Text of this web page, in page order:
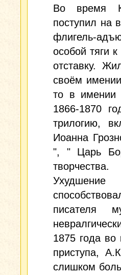
Во время
поступил на
флигель-
особой тяги
отставку.
своём
то в имении
1866-1870
трилогию,
Иоанна
", " Царь
творчества.
писателя
1875 года во
приступа,
слишком